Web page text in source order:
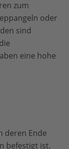
zum
oder
sind
eine hohe
deren Ende
befestigt ist.